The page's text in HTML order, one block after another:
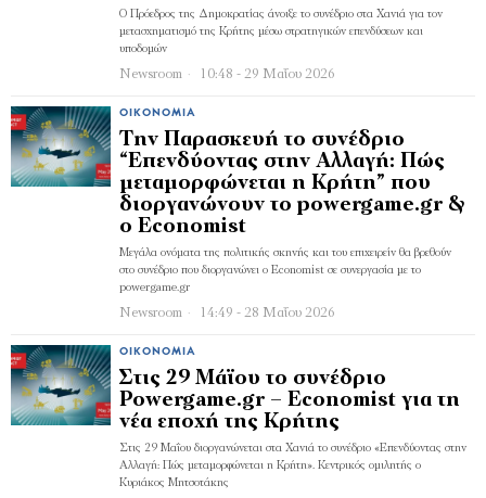
Ο Πρόεδρος της Δημοκρατίας άνοιξε το συνέδριο στα Χανιά για τον
μετασχηματισμό της Κρήτης μέσω στρατηγικών επενδύσεων και
υποδομών
Newsroom 10:48 - 29 Μαΐου 2026
ΟΙΚΟΝΟΜΊΑ
Την Παρασκευή το συνέδριο
“Επενδύοντας στην Αλλαγή: Πώς
μεταμορφώνεται η Κρήτη” που
διοργανώνουν το powergame.gr &
ο Economist
Μεγάλα ονόματα της πολιτικής σκηνής και του επιχειρείν θα βρεθούν
στο συνέδριο που διοργανώνει ο Economist σε συνεργασία με το
powergame.gr
Newsroom 14:49 - 28 Μαΐου 2026
ΟΙΚΟΝΟΜΊΑ
Στις 29 Μάϊου το συνέδριο
Powergame.gr – Economist για τη
νέα εποχή της Κρήτης
Στις 29 Μαΐου διοργανώνεται στα Χανιά το συνέδριο «Επενδύοντας στην
Αλλαγή: Πώς μεταμορφώνεται η Κρήτη». Κεντρικός ομιλητής ο
Κυριάκος Μητσοτάκης